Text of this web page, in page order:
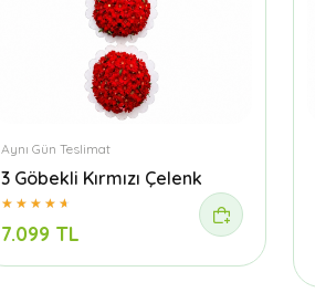
Aynı Gün Teslimat
3 Göbekli Kırmızı Çelenk
7.099 TL